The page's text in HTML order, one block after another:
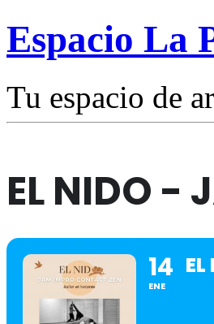
Espacio La
Tu espacio de
EL NIDO -
14
ENE